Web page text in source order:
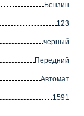
Бензин
123
черный
Передний
Автомат
1591